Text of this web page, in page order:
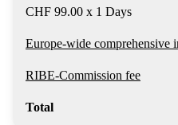
CHF 99.00 x 1 Days
Europe-wide comprehensive
RIBE-Commission fee
Total